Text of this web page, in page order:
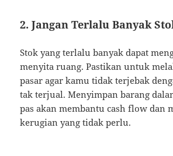
2. Jangan Terlalu Banyak
Stok yang terlalu banyak dapat
menyita ruang. Pastikan untuk
pasar agar kamu tidak terjebak
tak terjual. Menyimpan barang
pas akan membantu cash flow dan
kerugian yang tidak perlu.